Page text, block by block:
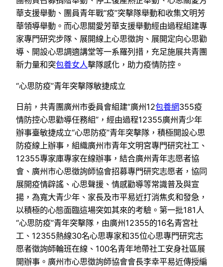
華支援舉動、團員青年戰“疫”突擊隊舉動和收集文明芳
華領導舉動。而心思關愛芳華支援舉動經由過程組建專
家專門研究步隊、展開線上心思徵詢、展開定向心思勸
導、開設心思調適講堂等一系羅列措，充足施展共青團
新力量和突包養女人擊隊感化，助力疫情防控。
“心思防疫”青年突擊隊敏捷成立
日前，共青團廣州市委員會組建“廣州12包養網355疫
情防控心思勸導任務組”，經由過程12355廣州青少年
辦事臺敏捷成立“心思防疫”青年突擊隊，積極開設心思
防疫線上辦事，組織廣州市青年文明宮專門研究社工、
12355專家庫專家在線辦事，結合廣州青年志愿者協
會、廣州市心思徵詢師協會招募專門研究志愿者，協同
展開疫情辟謠、心思聲援、情感勸導等常識普及與宣
揚，為寬大青少年、家長及市平易近打消焦炙和發急，
以積極的心態面臨這場突如其來的考驗。第一批181人
“心思防疫”青年突擊隊，由廣州12355的16名青宮社
工、12355熱線30名心思專家和35位心思專門研究志
愿者徵詢師輪班在線、100名青年地帶社工安身社區展
開辦事。廣州市心思徵詢師協會會長李幸平易近傳授編